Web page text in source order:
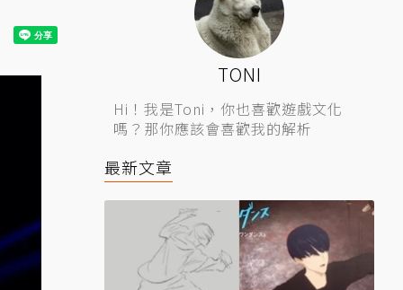
TONI
Hi！我是Toni，你也喜歡遊戲文化
嗎？那你應該會喜歡我的解析
最新文章